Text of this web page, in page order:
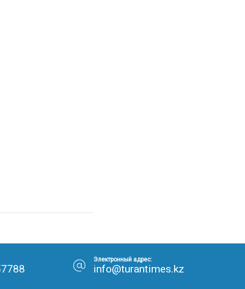
Электронный адрес:
info@turantimes.kz